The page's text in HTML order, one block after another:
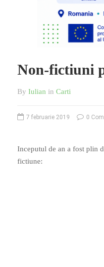
Non-fictiuni
By Iulian in Carti
7 februarie 2019 0
Inceputul de an a fost plin
fictiune: